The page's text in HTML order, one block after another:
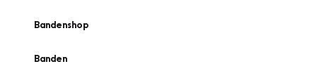
Bandenshop
Banden